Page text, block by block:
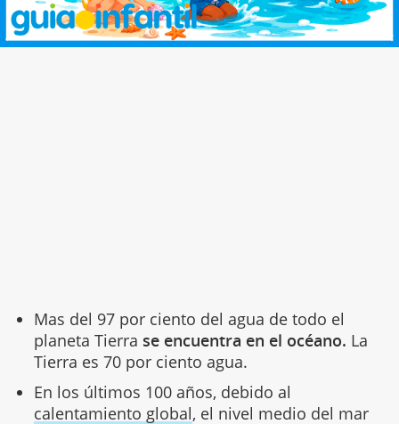
Mas del 97 por ciento del agua de todo el
planeta Tierra se encuentra en el océano. La
Tierra es 70 por ciento agua.
En los últimos 100 años, debido al
calentamiento global, el nivel medio del mar